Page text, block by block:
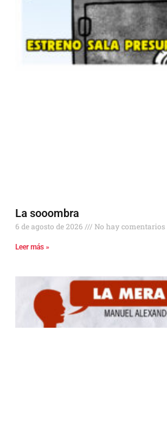
La sooombra
6 de agosto de 2026 No hay comentarios
Leer más »